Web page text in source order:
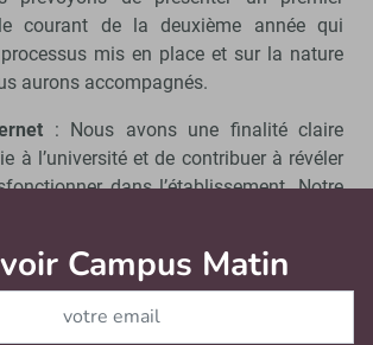
courant de la deuxième année qui
mis en place et sur la nature
aurons accompagnés.
: Nous avons une finalité claire
à l’université et de contribuer à révéler
dans l’établissement. Notre
dossiers crispés.
Petit: En effet, c’est un espace où l’on
Campus Matin